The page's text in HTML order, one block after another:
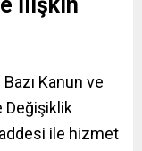
Kanun ve
Değişiklik
ile hizmet